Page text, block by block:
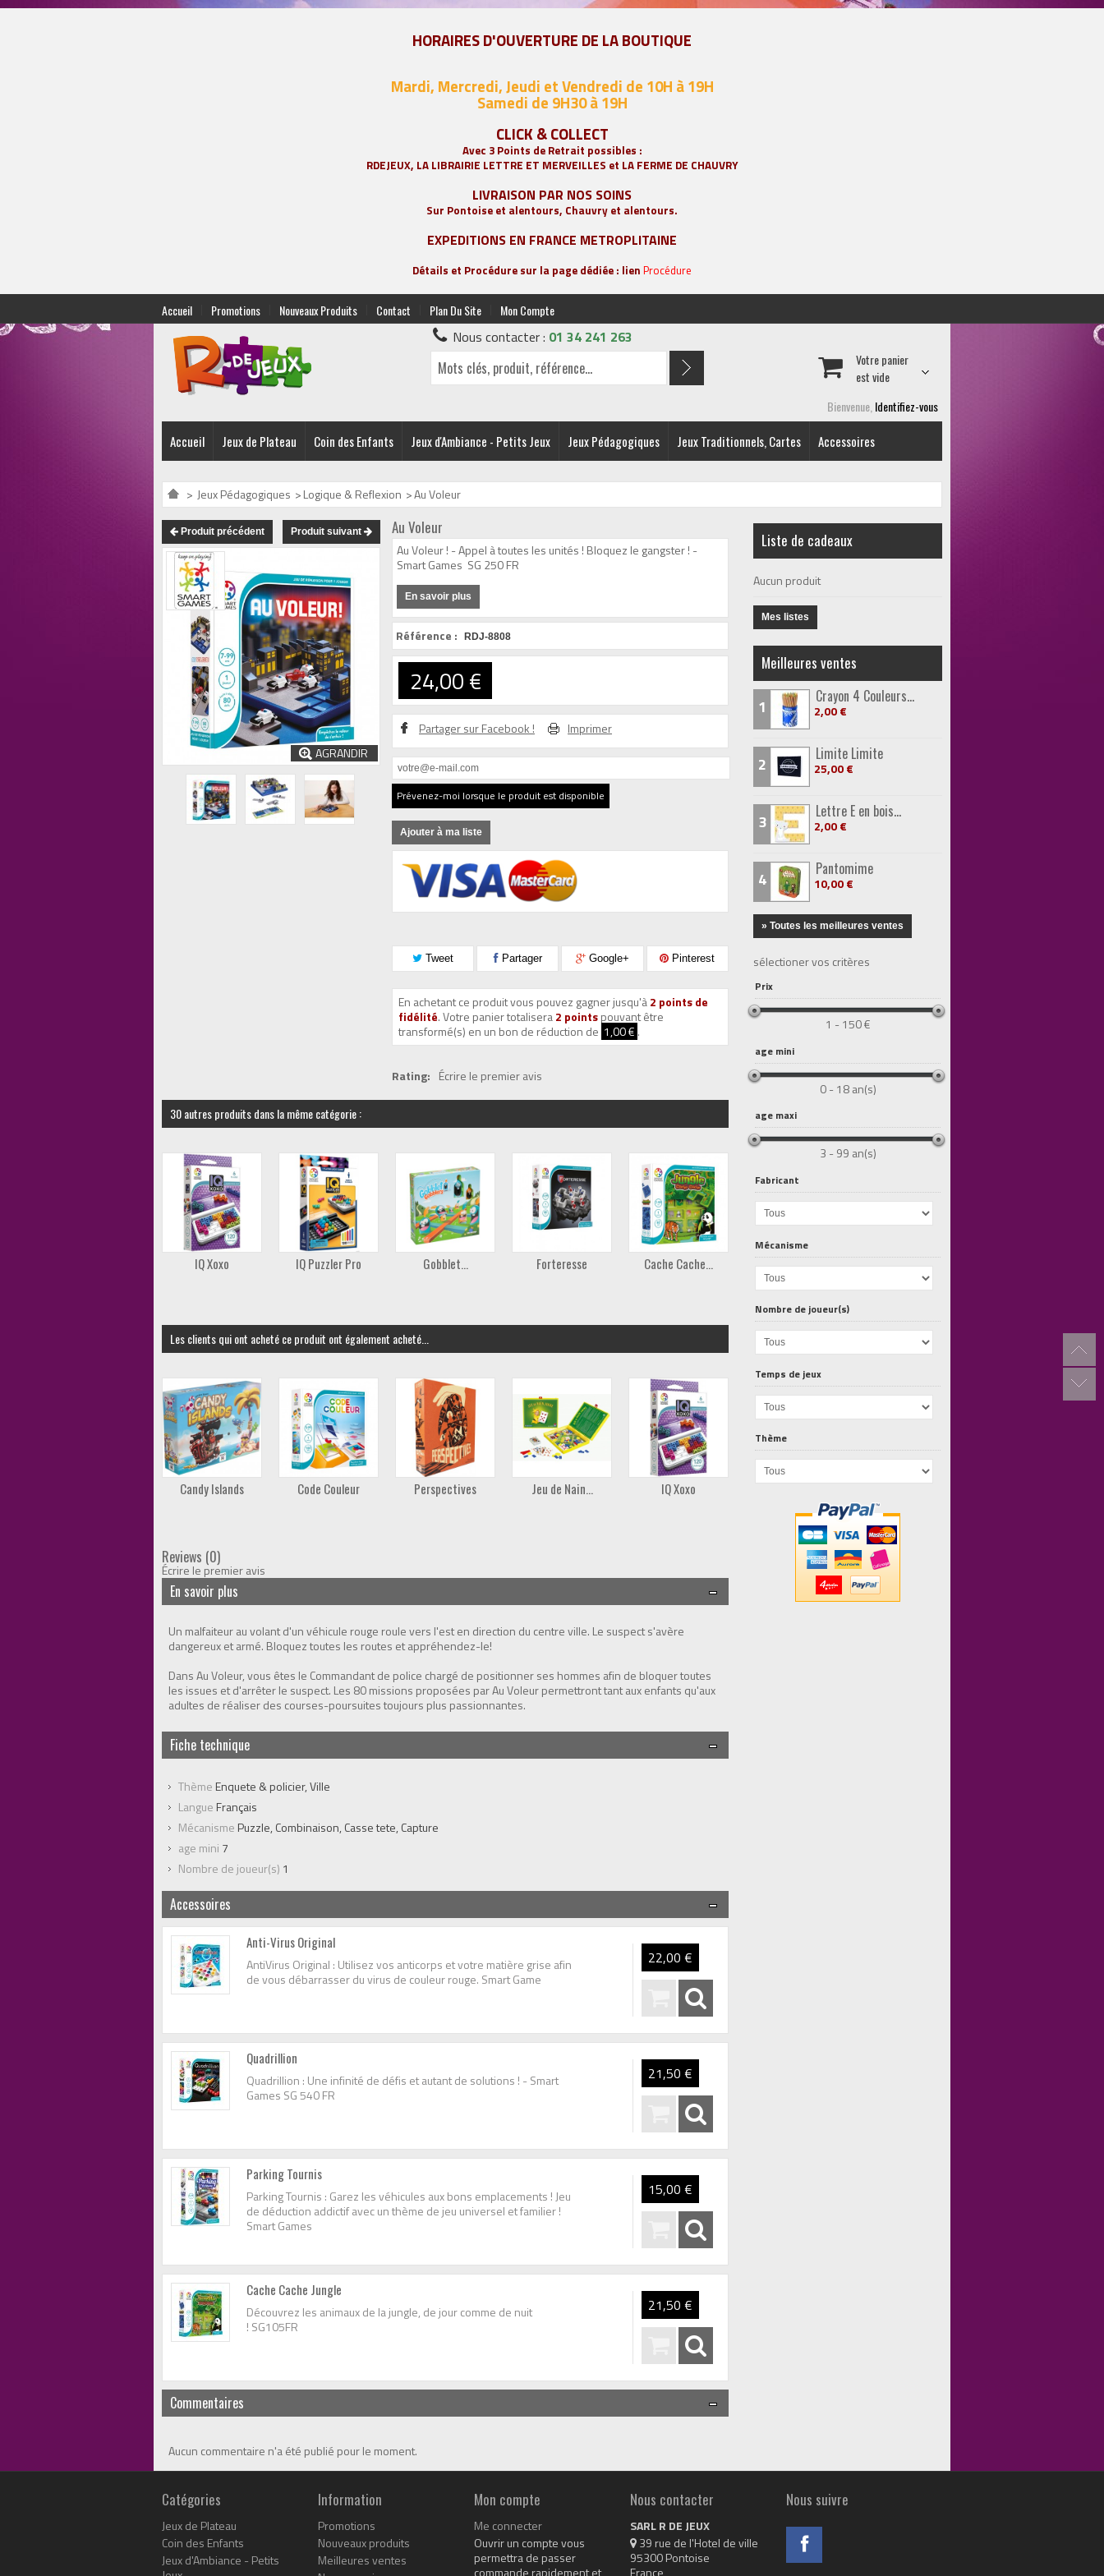
HORAIRES D'OUVERTURE DE LA BOUTIQUE
Mardi, Mercredi, Jeudi et Vendredi de 10H à 19H
Samedi de 9H30 à 19H
CLICK & COLLECT
Avec 3 Points de Retrait possibles :
RDEJEUX, LA LIBRAIRIE LETTRE ET MERVEILLES et LA FERME DE CHAUVRY
LIVRAISON PAR NOS SOINS
Sur Pontoise et alentours, Chauvry et alentours.
EXPEDITIONS EN FRANCE METROPLITAINE
Détails et Procédure sur la page dédiée : lien Procédure
Accueil Promotions Nouveaux Produits Contact Plan Du Site Mon Compte
Nous contacter : 01 34 241 263
Bienvenue, Identifiez-vous
Votre panier
est vide
Accueil Jeux de Plateau Coin des Enfants Jeux d'Ambiance - Petits Jeux Jeux Pédagogiques Jeux Traditionnels, Cartes Accessoires
> Jeux Pédagogiques >Logique & Reflexion >Au Voleur
Produit précédent Produit suivant
AGRANDIR
Au Voleur
Au Voleur ! - Appel à toutes les unités ! Bloquez le gangster ! -
Smart Games SG 250 FR
En savoir plus
Référence : RDJ-8808
24,00 €
Partager sur Facebook ! Imprimer
Prévenez-moi lorsque le produit est disponible
Ajouter à ma liste
Tweet Partager Google+ Pinterest
En achetant ce produit vous pouvez gagner jusqu'à2 points de
fidélité. Votre panier totalisera2 pointspouvant être
transformé(s) en un bon de réduction de 1,00 € .
Rating: Écrire le premier avis
30 autres produits dans la même catégorie :
IQ Xoxo IQ Puzzler Pro Gobblet... Forteresse Cache Cache... L Archipel... La Nuit des...
Les clients qui ont acheté ce produit ont également acheté...
Candy Islands Code Couleur Perspectives Jeu de Nain... IQ Xoxo Sneaky Cards Perlinpinpin
Reviews (0)
Écrire le premier avis
En savoir plus
Un malfaiteur au volant d'un véhicule rouge roule vers l'est en direction du centre ville. Le suspect s'avère
dangereux et armé. Bloquez toutes les routes et appréhendez-le!
Dans Au Voleur, vous êtes le Commandant de police chargé de positionner ses hommes afin de bloquer toutes
les issues et d'arrêter le suspect. Les 80 missions proposées par Au Voleur permettront tant aux enfants qu'aux
adultes de réaliser des courses-poursuites toujours plus passionnantes.
Fiche technique
Thème Enquete & policier, Ville
Langue Français
Mécanisme Puzzle, Combinaison, Casse tete, Capture
age mini 7
Nombre de joueur(s) 1
Accessoires
Anti-Virus Original
AntiVirus Original : Utilisez vos anticorps et votre matière grise afin
de vous débarrasser du virus de couleur rouge. Smart Game
22,00 €
Quadrillion
Quadrillion : Une infinité de défis et autant de solutions ! - Smart
Games SG 540 FR
21,50 €
Parking Tournis
Parking Tournis : Garez les véhicules aux bons emplacements ! Jeu
de déduction addictif avec un thème de jeu universel et familier !
Smart Games
15,00 €
Cache Cache Jungle
Découvrez les animaux de la jungle, de jour comme de nuit
! SG105FR
21,50 €
Commentaires
Aucun commentaire n'a été publié pour le moment.
Liste de cadeaux
Aucun produit
Mes listes
Meilleures ventes
1 Crayon 4 Couleurs...
2,00 €
2 Limite Limite
25,00 €
3 Lettre E en bois...
2,00 €
4 Pantomime
10,00 €
» Toutes les meilleures ventes
sélectioner vos critères
Prix
1 - 150 €
age mini
0 - 18 an(s)
age maxi
3 - 99 an(s)
Fabricant
Mécanisme
Nombre de joueur(s)
Temps de jeux
Thème
Catégories
Jeux de Plateau
Coin des Enfants
Jeux d'Ambiance - Petits
Information
Promotions
Nouveaux produits
Meilleures ventes
Mon compte
Me connecter
Ouvrir un compte vous
permettra de passer
commande rapidement et
Nous contacter
SARL R DE JEUX
39 rue de l'Hotel de ville
95300 Pontoise
France
Nous suivre